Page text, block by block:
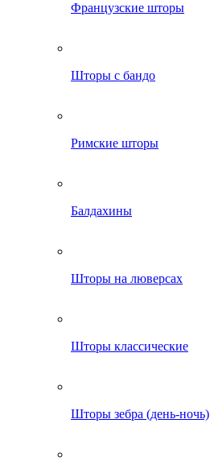
Французские шторы
Шторы с бандо
Римские шторы
Балдахины
Шторы на люверсах
Шторы классические
Шторы зебра (день-ночь)